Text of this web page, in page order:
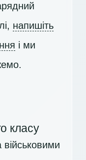
напишіть
і ми
класу